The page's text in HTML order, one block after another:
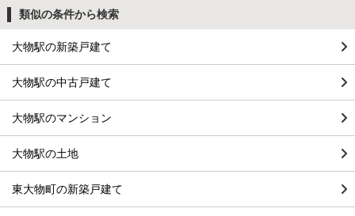
類似の条件から検索
大物駅の新築戸建て
大物駅の中古戸建て
大物駅のマンション
大物駅の土地
東大物町の新築戸建て